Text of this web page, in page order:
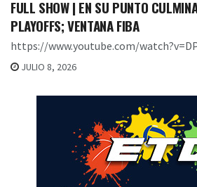
FULL SHOW | EN SU PUNTO
PLAYOFFS; VENTANA FIBA
https://www.youtube.com/
JULIO 8, 2026